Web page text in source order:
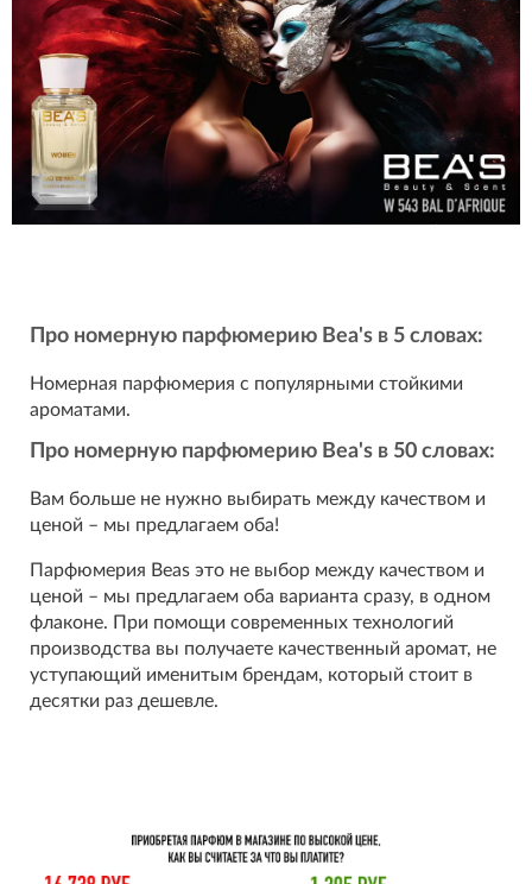
Про номерную парфюмерию Bea's в 5 словах:
Номерная парфюмерия с популярными стойкими
ароматами.
Про номерную парфюмерию Bea's в 50 словах:
Вам больше не нужно выбирать между качеством и
ценой – мы предлагаем оба!
Парфюмерия Beas это не выбор между качеством и
ценой – мы предлагаем оба варианта сразу, в одном
флаконе. При помощи современных технологий
производства вы получаете качественный аромат, не
уступающий именитым брендам, который стоит в
десятки раз дешевле.